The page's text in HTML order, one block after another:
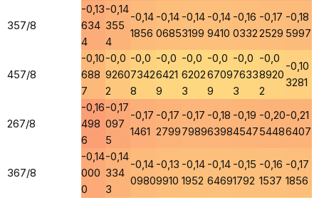
357/8
-0,13
634
4
-0,14
355
4
-0,14
1856
-0,14
0685
-0,14
3199
-0,14
9410
-0,16
0332
-0,17
2529
-0,18
5997
457/8
-0,10
688
7
-0,0
9260
2
-0,0
7342
8
-0,0
6421
9
-0,0
6202
3
-0,0
6709
9
-0,0
7633
3
-0,0
8920
2
-0,10
3281
267/8
-0,16
498
6
-0,17
097
5
-0,17
1461
-0,17
2799
-0,17
7989
-0,18
6398
-0,19
4547
-0,20
5448
-0,21
6407
367/8
-0,14
000
0
-0,14
334
3
-0,14
0980
-0,13
9910
-0,14
1952
-0,14
6469
-0,15
1792
-0,16
1537
-0,17
1856